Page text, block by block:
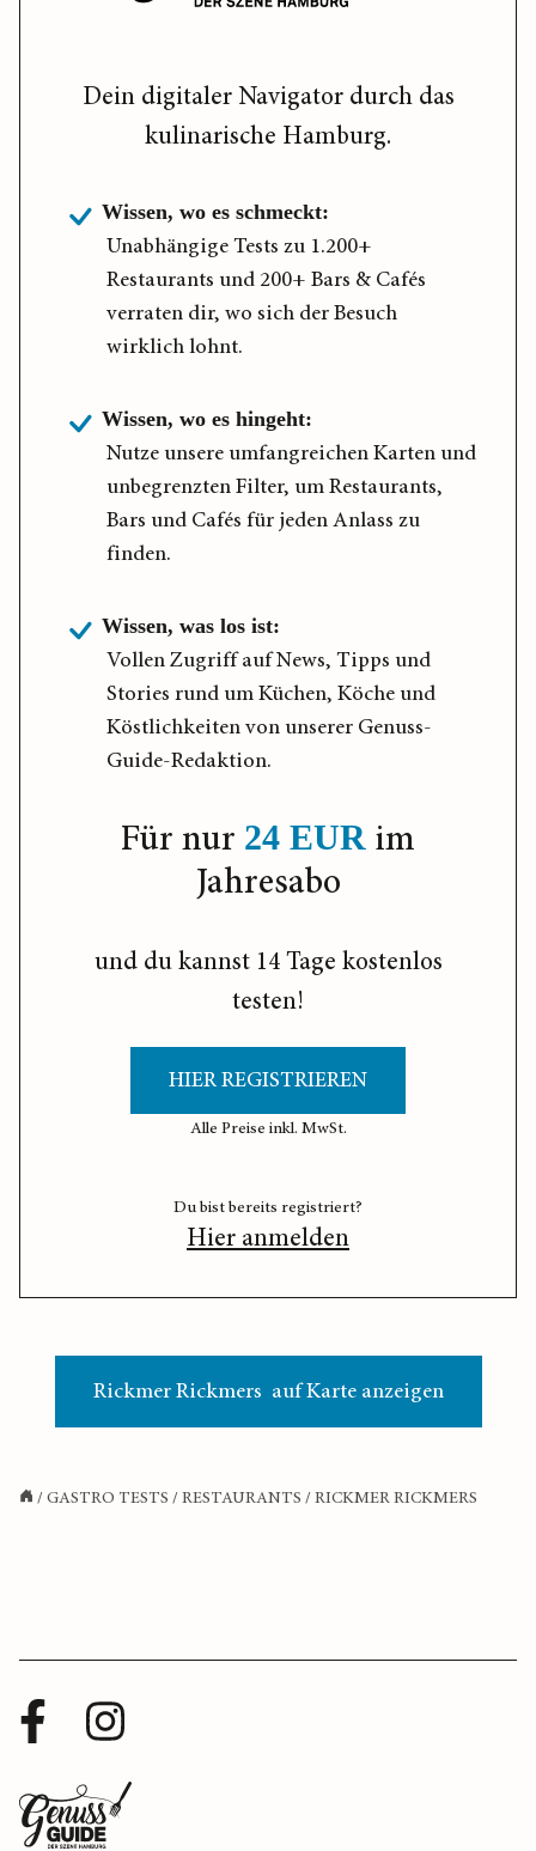
Dein digitaler Navigator durch das
kulinarische Hamburg.
Wissen, wo es schmeckt:
Unabhängige Tests zu 1.200+
Restaurants und 200+ Bars & Cafés
verraten dir, wo sich der Besuch
wirklich lohnt.
Wissen, wo es hingeht:
Nutze unsere umfangreichen Karten und
unbegrenzten Filter, um Restaurants,
Bars und Cafés für jeden Anlass zu
finden.
Wissen, was los ist:
Vollen Zugriff auf News, Tipps und
Stories rund um Küchen, Köche und
Köstlichkeiten von unserer Genuss-
Guide-Redaktion.
Für nur 24 EUR im
Jahresabo
und du kannst 14 Tage kostenlos
testen!
HIER REGISTRIEREN
Alle Preise inkl. MwSt.
Du bist bereits registriert?
Hier anmelden
Rickmer Rickmers auf Karte anzeigen
/ GASTRO TESTS / RESTAURANTS / RICKMER RICKMERS
Facebook
Profil
Instagram
Zurück
zur